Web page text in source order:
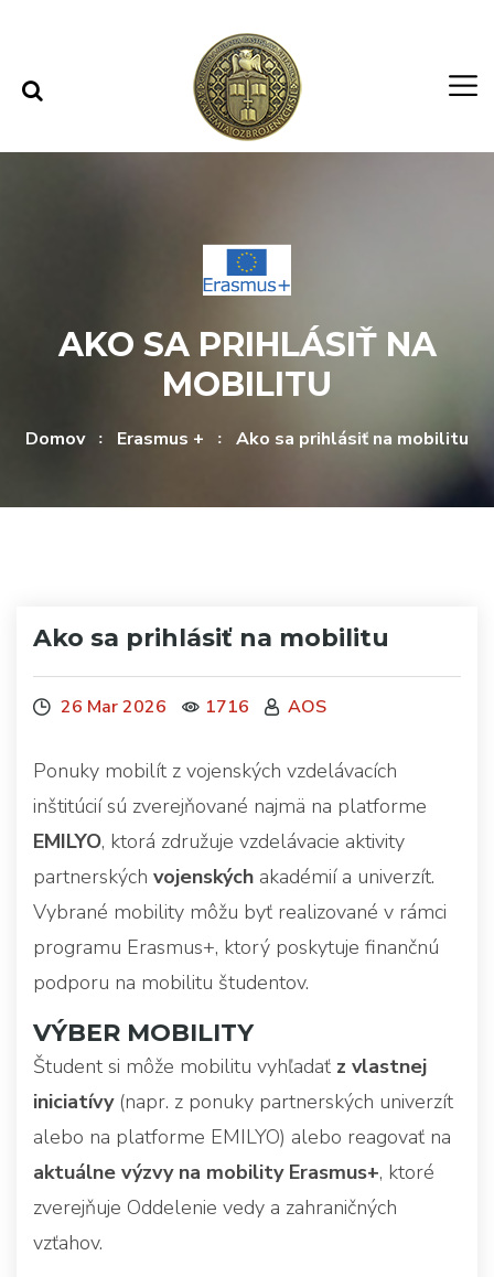
AKO SA PRIHLÁSIŤ NA
MOBILITU
Domov Erasmus + Ako sa prihlásiť na mobilitu
Ako sa prihlásiť na mobilitu
26 Mar 2026 1716 AOS
Ponuky mobilít z vojenských vzdelávacích
inštitúcií sú zverejňované najmä na platforme
EMILYO, ktorá združuje vzdelávacie aktivity
partnerských vojenských akadémií a univerzít.
Vybrané mobility môžu byť realizované v rámci
programu Erasmus+, ktorý poskytuje finančnú
podporu na mobilitu študentov.
VÝBER MOBILITY
Študent si môže mobilitu vyhľadať z vlastnej
iniciatívy(napr. z ponuky partnerských univerzít
alebo na platforme EMILYO) alebo reagovať na
aktuálne výzvy na mobility Erasmus+, ktoré
zverejňuje Oddelenie vedy a zahraničných
vzťahov.